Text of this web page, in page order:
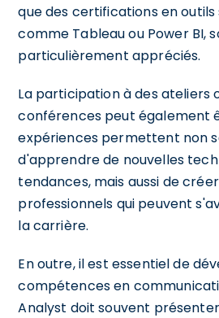
que des certifications en outils
comme Tableau ou Power BI,
particulièrement appréciés.
La participation à des ateliers
conférences peut également
expériences permettent non
d'apprendre de nouvelles
tendances, mais aussi de
professionnels qui peuvent
la carrière.
En outre, il est essentiel de
compétences en
Analyst doit souvent